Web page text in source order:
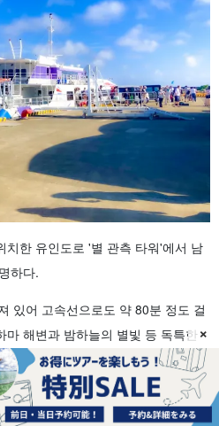
치한 유인도로 '별 관측 타워'에서 남
하다.
있어 고속선으로도 약 80분 정도 걸
마 해변과 밤하늘의 별빛 등 독특한
는 안에이 관광 1개사만 운항하고 있
×